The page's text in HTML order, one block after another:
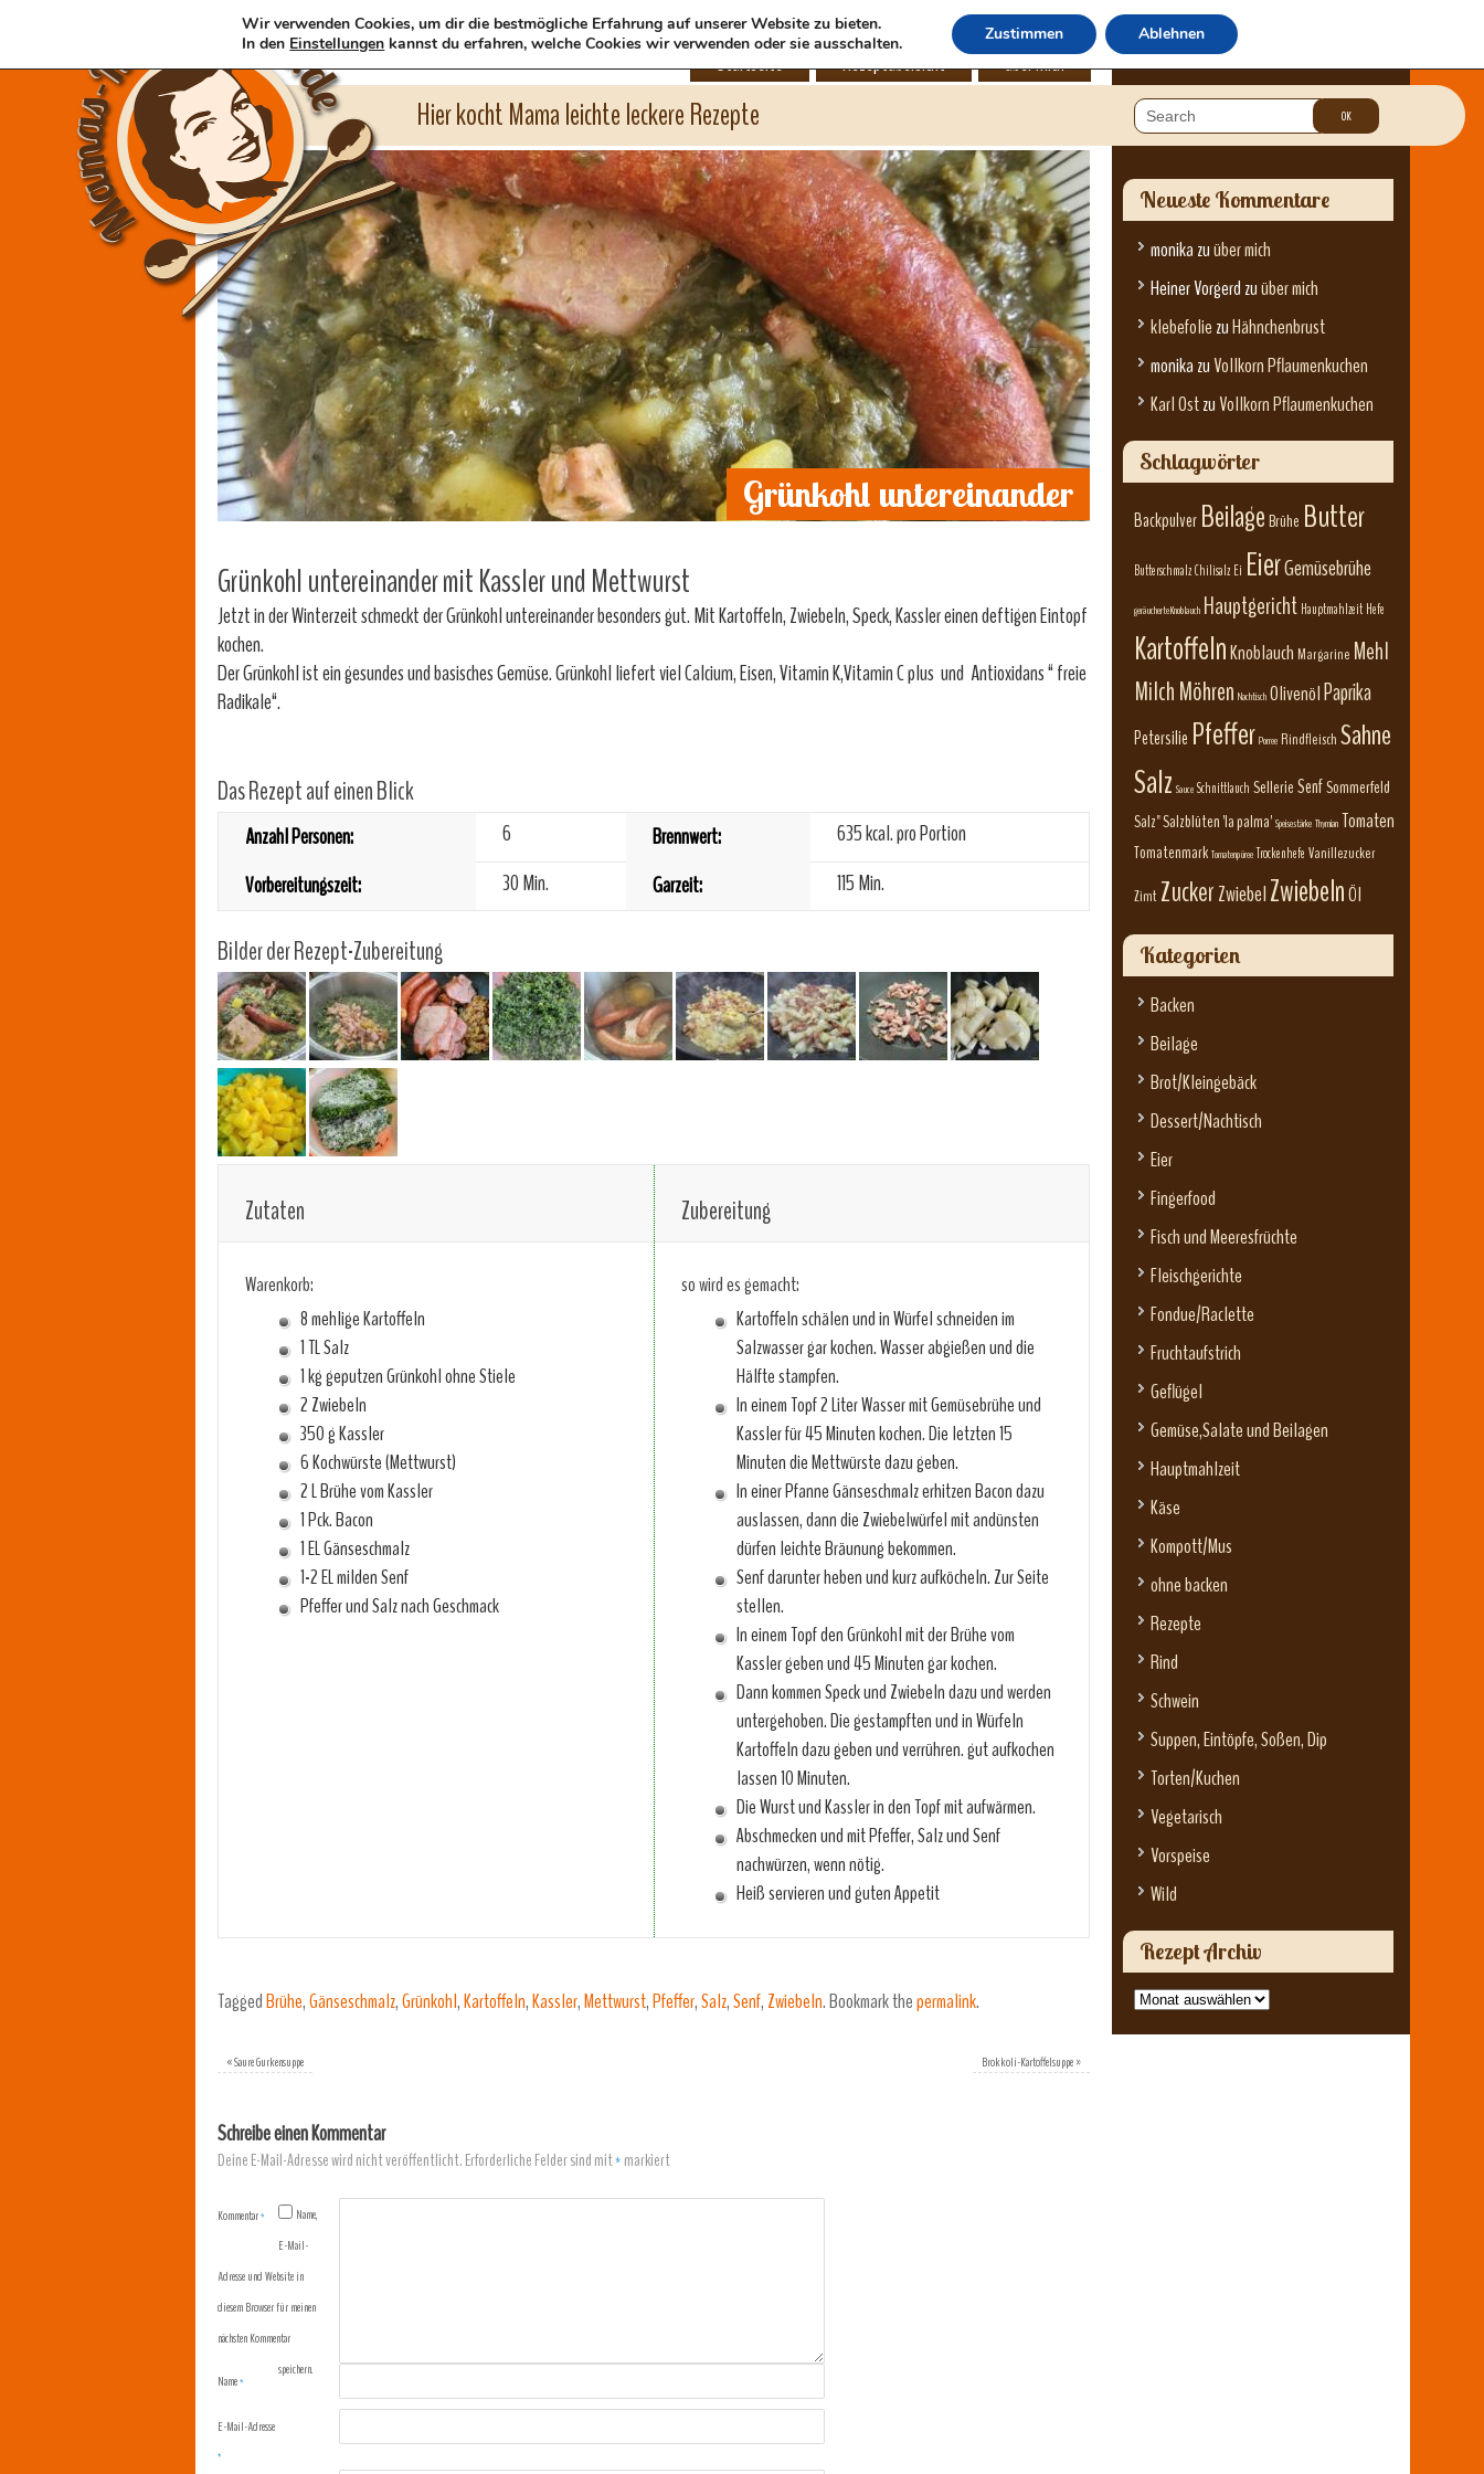
Hier kocht Mama leichte leckere Rezepte
Startseite Rezeptübersicht über mich
Grünkohl untereinander
Grünkohl untereinander mit Kassler und Mettwurst
Jetzt in der Winterzeit schmeckt der Grünkohl untereinander besonders gut. Mit Kartoffeln, Zwiebeln, Speck, Kassler einen deftigen Eintopf
kochen.
Der Grünkohl ist ein gesundes und basisches Gemüse. Grünkohl liefert viel Calcium, Eisen, Vitamin K,Vitamin C plus und Antioxidans “ freie
Radikale“.
Das Rezept auf einen Blick
Anzahl Personen: 6 Brennwert: 635kcal. pro Portion
Vorbereitungszeit:
30 Min. Garzeit: 115 Min.
Bilder der Rezept-Zubereitung
Zutaten Zubereitung
Warenkorb:
8 mehlige Kartoffeln
1 TL Salz
1 kg geputzen Grünkohl ohne Stiele
2 Zwiebeln
350 g Kassler
6 Kochwürste (Mettwurst)
2 L Brühe vom Kassler
1 Pck. Bacon
1 EL Gänseschmalz
1-2 EL milden Senf
Pfeffer und Salz nach Geschmack
so wird es gemacht:
Kartoffeln schälen und in Würfel schneiden im
Salzwasser gar kochen. Wasser abgießen und die
Hälfte stampfen.
In einem Topf 2 Liter Wasser mit Gemüsebrühe und
Kassler für 45 Minuten kochen. Die letzten 15
Minuten die Mettwürste dazu geben.
In einer Pfanne Gänseschmalz erhitzen Bacon dazu
auslassen, dann die Zwiebelwürfel mit andünsten
dürfen leichte Bräunung bekommen.
Senf darunter heben und kurz aufköcheln. Zur Seite
stellen.
In einem Topf den Grünkohl mit der Brühe vom
Kassler geben und 45 Minuten gar kochen.
Dann kommen Speck und Zwiebeln dazu und werden
untergehoben. Die gestampften und in Würfeln
Kartoffeln dazu geben und verrühren. gut aufkochen
lassen 10 Minuten.
Die Wurst und Kassler in den Topf mit aufwärmen.
Abschmecken und mit Pfeffer, Salz und Senf
nachwürzen, wenn nötig.
Heiß servieren und guten Appetit
TaggedBrühe,Gänseschmalz,Grünkohl,Kartoffeln,Kassler,Mettwurst,Pfeffer,Salz,Senf, Zwiebeln.Bookmark thepermalink.
«Saure Gurkensuppe Brokkoli-Kartoffelsuppe»
Schreibe einen Kommentar
Deine E-Mail-Adresse wird nicht veröffentlicht.Erforderliche Felder sind mit*markiert
Kommentar*
Name*
E-Mail-Adresse
*
Name,
E-Mail-
Adresse und Website in
diesem Browser für meinen
nächsten Kommentar
speichern.
Neueste Kommentare
monika zuüber mich
Heiner Vorgerd zuüber mich
klebefolie zuHähnchenbrust
monika zuVollkorn Pflaumenkuchen
Karl OstzuVollkorn Pflaumenkuchen
Schlagwörter
Backpulver BeilageBrühe Butter
ButterschmalzChilisalz Ei EierGemüsebrühe
geräucherte Knoblauch Hauptgericht Hauptmahlzeit Hefe
KartoffelnKnoblauch Margarine Mehl
MilchMöhren Nachtisch OlivenölPaprika
Petersilie Pfeffer Porree Rindfleisch Sahne
Salz Sauce Schnittlauch SellerieSenfSommerfeld
Salz" Salzblüten 'la palma' Speisestärke Thymian Tomaten
Tomatenmark Tomatenpüree Trockenhefe Vanillezucker
Zimt ZuckerZwiebelZwiebelnÖl
Kategorien
Backen
Beilage
Brot/Kleingebäck
Dessert/Nachtisch
Eier
Fingerfood
Fisch und Meeresfrüchte
Fleischgerichte
Fondue/Raclette
Fruchtaufstrich
Geflügel
Gemüse,Salate und Beilagen
Hauptmahlzeit
Käse
Kompott/Mus
ohne backen
Rezepte
Rind
Schwein
Suppen, Eintöpfe, Soßen, Dip
Torten/Kuchen
Vegetarisch
Vorspeise
Wild
Rezept Archiv
Wir verwenden Cookies, um dir die bestmögliche Erfahrung auf unserer Website zu bieten.
In den Einstellungen kannst du erfahren, welche Cookies wir verwenden oder sie ausschalten. Zustimmen Ablehnen